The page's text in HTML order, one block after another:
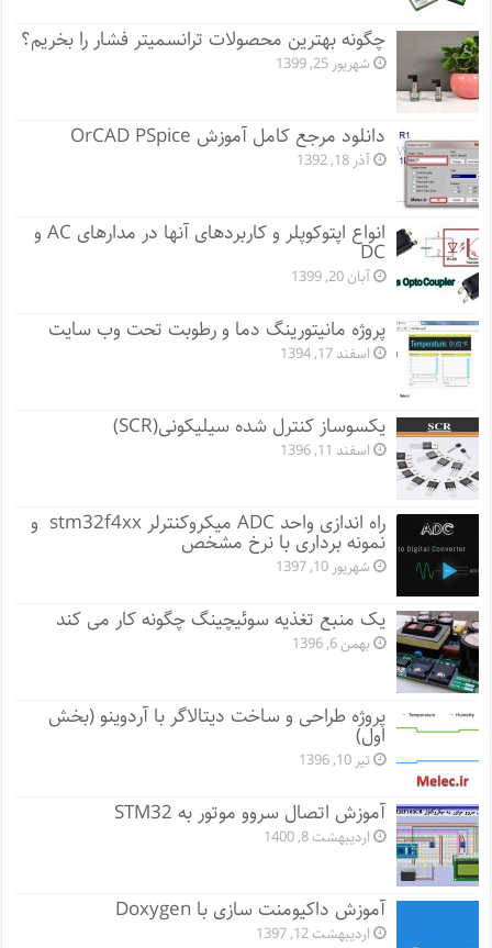
چگونه بهترین محصولات ترانسمیتر فشار را بخریم؟
شهریور 25, 1399
دانلود مرجع کامل آموزش OrCAD PSpice
آذر 18, 1392
انواع اپتوکوپلر و کاربردهای آنها در مدارهای AC و
DC
آبان 20, 1399
پروژه مانيتورينگ دما و رطوبت تحت وب سایت
اسفند 17, 1394
یکسوساز کنترل شده سیلیکونی(SCR)
اسفند 11, 1396
راه اندازی واحد ADC میکروکنترلر stm32f4xx و
نمونه برداری با نرخ مشخص
شهریور 10, 1397
یک منبع تغذیه سوئیچینگ چگونه کار می کند
بهمن 6, 1396
پروژه طراحی و ساخت دیتالاگر با آردوینو (بخش
اول)
تیر 10, 1396
آموزش اتصال سروو موتور به STM32
اردیبهشت 8, 1400
آموزش داکیومنت سازی با Doxygen
اردیبهشت 12, 1397